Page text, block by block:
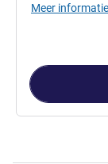
Meer informatie